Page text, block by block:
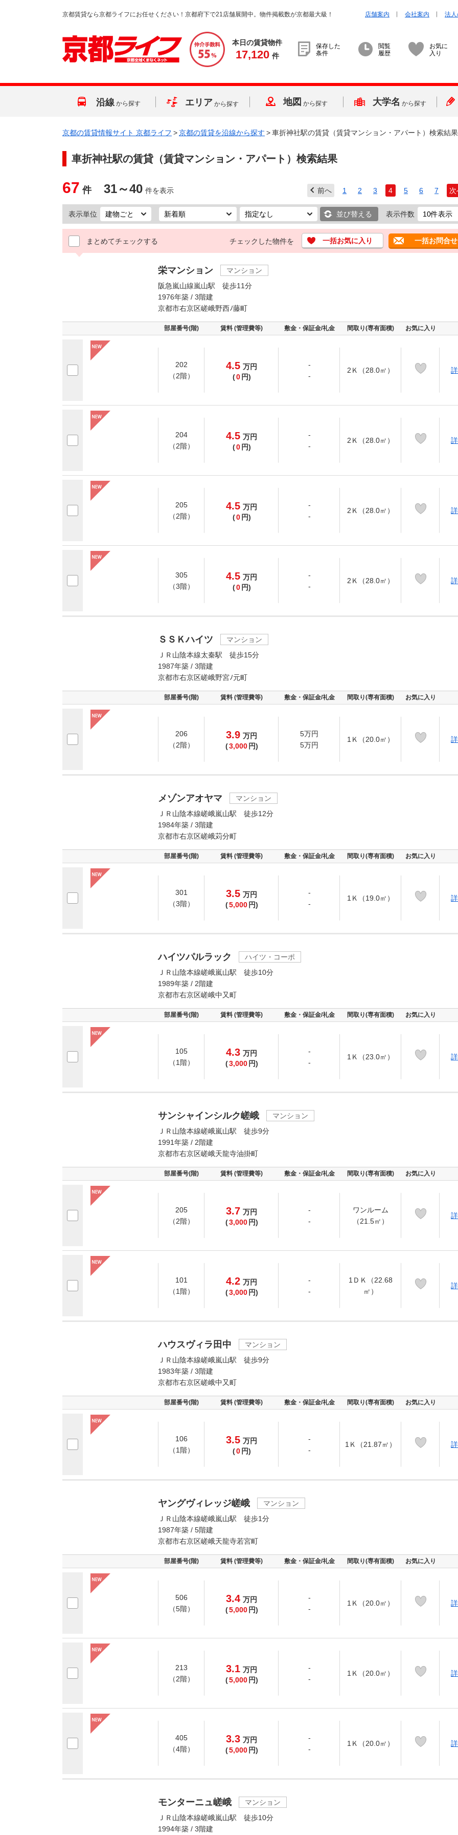
京都賃貸なら京都ライフにお任せください！京都府下で21店舗展開中。物件掲載数が京都最大級！ 店舗案内 会社案内 法
本日の賃貸物件
17,120 件
保存した
条件
閲覧
履歴
お気に
入り
沿線 から探す エリア から探す 地図 から探す 大学名 から探す
京都の賃貸情報サイト 京都ライフ >京都の賃貸を沿線から探す >車折神社駅の賃貸（賃貸マンション・アパート）検索結果
車折神社駅の賃貸（賃貸マンション・アパート）検索結果
67 件 31～40 件を表示 前へ 1 2 3 4 5 6 7
表示単位 並び替える 表示件数
まとめてチェックする チェックした物件を 一括お気に入り 一括お問合せ
栄マンション
マンション
阪急嵐山線嵐山駅 徒歩11分
1976年築 / 3階建
京都市右京区嵯峨野西ﾉ藤町
部屋番号(階) 賃料 (管理費等) 敷金・保証金/礼金 間取り(専有面積) お気に入り
202
（2階）
4.5 万円
(0 円)
-
-
2Ｋ（28.0㎡）
204
（2階）
4.5 万円
(0 円)
-
-
2Ｋ（28.0㎡）
205
（2階）
4.5 万円
(0 円)
-
-
2Ｋ（28.0㎡）
305
（3階）
4.5 万円
(0 円)
-
-
2Ｋ（28.0㎡）
ＳＳＫハイツ
マンション
ＪＲ山陰本線太秦駅 徒歩15分
1987年築 / 3階建
京都市右京区嵯峨野宮ﾉ元町
部屋番号(階) 賃料 (管理費等) 敷金・保証金/礼金 間取り(専有面積) お気に入り
206
（2階）
3.9 万円
(3,000 円)
5万円
5万円
1Ｋ（20.0㎡）
メゾンアオヤマ
マンション
ＪＲ山陰本線嵯峨嵐山駅 徒歩12分
1984年築 / 3階建
京都市右京区嵯峨苅分町
部屋番号(階) 賃料 (管理費等) 敷金・保証金/礼金 間取り(専有面積) お気に入り
301
（3階）
3.5 万円
(5,000 円)
-
-
1Ｋ（19.0㎡）
ハイツパルラック
ハイツ・コーポ
ＪＲ山陰本線嵯峨嵐山駅 徒歩10分
1989年築 / 2階建
京都市右京区嵯峨中又町
部屋番号(階) 賃料 (管理費等) 敷金・保証金/礼金 間取り(専有面積) お気に入り
105
（1階）
4.3 万円
(3,000 円)
-
-
1Ｋ（23.0㎡）
サンシャインシルク嵯峨
マンション
ＪＲ山陰本線嵯峨嵐山駅 徒歩9分
1991年築 / 2階建
京都市右京区嵯峨天龍寺油掛町
部屋番号(階) 賃料 (管理費等) 敷金・保証金/礼金 間取り(専有面積) お気に入り
205
（2階）
3.7 万円
(3,000 円)
-
-
ワンルーム
（21.5㎡）
101
（1階）
4.2 万円
(3,000 円)
-
-
1ＤＫ（22.68
㎡）
ハウスヴィラ田中
マンション
ＪＲ山陰本線嵯峨嵐山駅 徒歩9分
1983年築 / 3階建
京都市右京区嵯峨中又町
部屋番号(階) 賃料 (管理費等) 敷金・保証金/礼金 間取り(専有面積) お気に入り
106
（1階）
3.5 万円
(0 円)
-
-
1Ｋ（21.87㎡）
ヤングヴィレッジ嵯峨
マンション
ＪＲ山陰本線嵯峨嵐山駅 徒歩1分
1987年築 / 5階建
京都市右京区嵯峨天龍寺若宮町
部屋番号(階) 賃料 (管理費等) 敷金・保証金/礼金 間取り(専有面積) お気に入り
506
（5階）
3.4 万円
(5,000 円)
-
-
1Ｋ（20.0㎡）
213
（2階）
3.1 万円
(5,000 円)
-
-
1Ｋ（20.0㎡）
405
（4階）
3.3 万円
(5,000 円)
-
-
1Ｋ（20.0㎡）
モンターニュ嵯峨
マンション
ＪＲ山陰本線嵯峨嵐山駅 徒歩10分
1994年築 / 3階建